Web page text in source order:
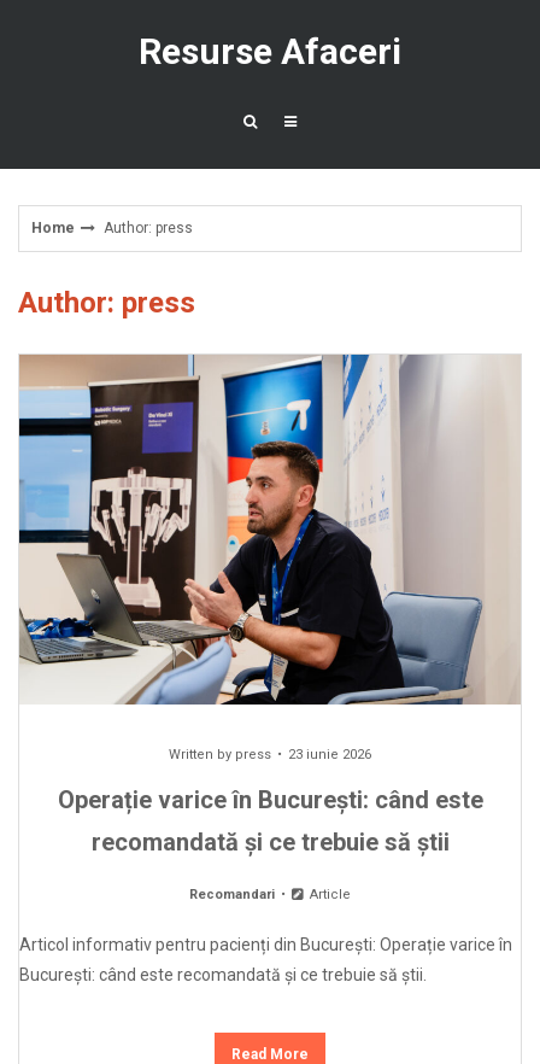
Resurse Afaceri
Home Author: press
Author: press
Written by press 23 iunie 2026
Operație varice în București: când este
recomandată și ce trebuie să știi
Recomandari Article
Articol informativ pentru pacienți din București: Operație varice în
București: când este recomandată și ce trebuie să știi.
Read More